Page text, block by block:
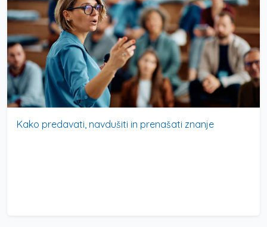
Kako predavati, navdušiti in prenašati znanje